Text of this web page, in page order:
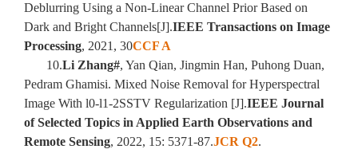
Deblurring Using a Non-Linear Channel Prior Based on
Dark and Bright Channels[J].IEEE Transactions on Image
Processing, 2021, 30CCF A
10.Li Zhang#, Yan Qian, Jingmin Han, Puhong Duan,
Pedram Ghamisi. Mixed Noise Removal for Hyperspectral
Image With l0-l1-2SSTV Regularization [J].IEEE Journal
of Selected Topics in Applied Earth Observations and
Remote Sensing, 2022, 15: 5371-87.JCR Q2.